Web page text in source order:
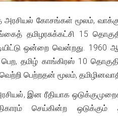
கோசங்கள் மூலம்,
தமிழரசுக்கட்சி 15
ஒன்றை வென்றது. 1960
தமிழ் காங்கிரஸ் 10
பெற்றதன் மூலம்,
இன ரீதியாக
செய்கின்ற ஒடுக்கும்